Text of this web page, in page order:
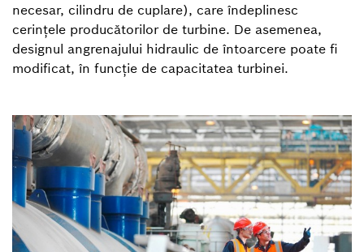
necesar, cilindru de cuplare), care îndeplinesc
cerințele producătorilor de turbine. De asemenea,
designul angrenajului hidraulic de întoarcere poate fi
modificat, în funcție de capacitatea turbinei.